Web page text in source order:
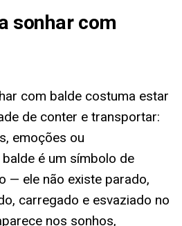
sonhar com
com balde costuma estar
de conter e transportar:
emoções ou
é um símbolo de
— ele não existe parado,
carregado e esvaziado no
nos sonhos,